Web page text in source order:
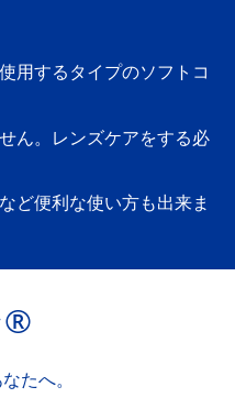
用するタイプのソフトコ
ん。レンズケアをする必
ど便利な使い方も出来ま
®
たへ。